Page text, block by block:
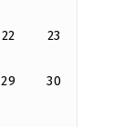
22 23
29 30